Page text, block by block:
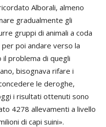
Alborali, almeno
gradualmente gli
gruppi di animali a coda
poi andare verso la
il problema di quegli
bisognava rifare i
le deroghe,
i risultati ottenuti sono
4278 allevamenti a livello
di capi suini».